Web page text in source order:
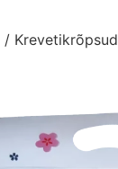
/ Krevetikrõpsud